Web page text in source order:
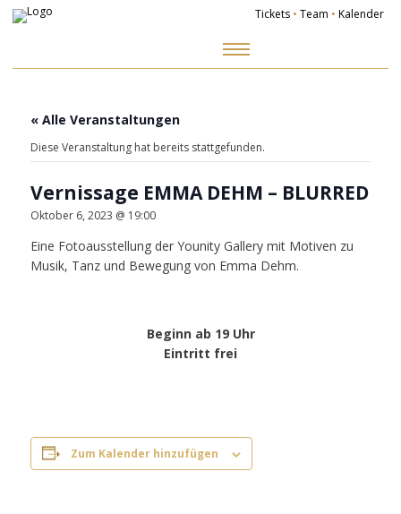
Tickets • Team • Kalender
« Alle Veranstaltungen
Diese Veranstaltung hat bereits stattgefunden.
Vernissage EMMA DEHM – BLURRED
Oktober 6, 2023 @ 19:00
Eine Fotoausstellung der Younity Gallery mit Motiven zu
Musik, Tanz und Bewegung von Emma Dehm.
Beginn ab 19 Uhr
Eintritt frei
Zum Kalender hinzufügen